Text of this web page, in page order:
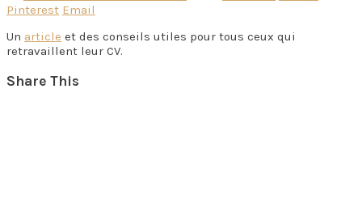
Pinterest Email
Un article et des conseils utiles pour tous ceux qui
retravaillent leur CV.
Share This